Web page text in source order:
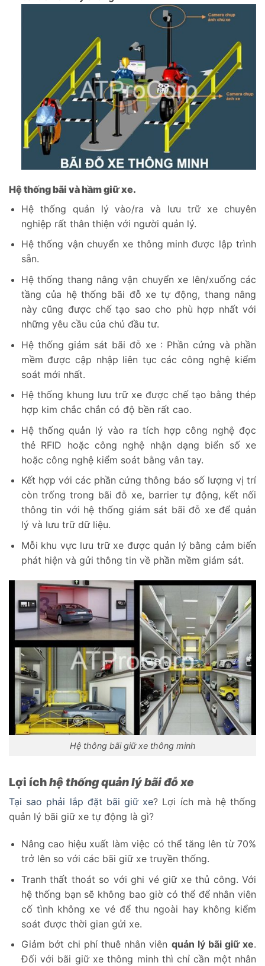
Hệ thống bãi và hầm giữ xe.
Hệ thống quản lý vào/ra và lưu trữ xe chuyên
nghiệp rất thân thiện với người quản lý.
Hệ thống vận chuyển xe thông minh được lập trình
sẵn.
Hệ thống thang nâng vận chuyển xe lên/xuống các
tầng của hệ thống bãi đỗ xe tự động, thang nâng
này cũng được chế tạo sao cho phù hợp nhất với
những yêu cầu của chủ đầu tư.
Hệ thống giám sát bãi đỗ xe : Phần cứng và phần
mềm được cập nhập liên tục các công nghệ kiểm
soát mới nhất.
Hệ thống khung lưu trữ xe được chế tạo bằng thép
hợp kim chắc chắn có độ bền rất cao.
Hệ thống quản lý vào ra tích hợp công nghệ đọc
thẻ RFID hoặc công nghệ nhận dạng biển số xe
hoặc công nghệ kiểm soát bằng vân tay.
Kết hợp với các phần cứng thông báo số lượng vị trí
còn trống trong bãi đỗ xe, barrier tự động, kết nối
thông tin với hệ thống giám sát bãi đỗ xe để quản
lý và lưu trữ dữ liệu.
Mỗi khu vực lưu trữ xe được quản lý bằng cảm biến
phát hiện và gửi thông tin về phần mềm giám sát.
Hệ thông bãi giữ xe thông minh
Lợi íchhệ thống quản lý bãi đỗ xe
Tại sao phải lắp đặt bãi giữ xe? Lợi ích mà hệ thống
quản lý bãi giữ xe tự động là gì?
Nâng cao hiệu xuất làm việc có thể tăng lên từ 70%
trở lên so với các bãi giữ xe truyền thống.
Tranh thất thoát so với ghi vé giữ xe thủ công. Với
hệ thống bạn sẽ không bao giờ có thể để nhân viên
cố tình không xe vé để thu ngoài hay không kiểm
soát được thời gian gửi xe.
Giảm bớt chi phí thuê nhân viên quản lý bãi giữ xe.
Đối với bãi giữ xe thông minh thì chỉ cần một nhân